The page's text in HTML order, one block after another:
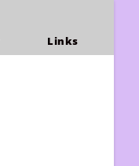
Links